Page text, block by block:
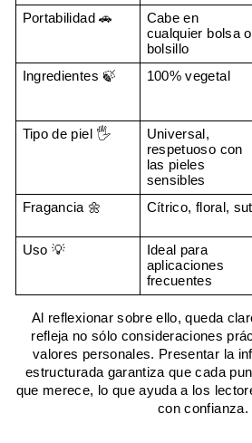
Portabilidad 🚗
Cabe en
cualquier bolsa o
bolsillo
Ingredientes 🍃 100% vegetal
Tipo de piel 🖐️
Universal,
respetuoso con
las pieles
sensibles
Fragancia 🌼 Cítrico, floral,
Uso 💡
Ideal para
aplicaciones
frecuentes
Al reflexionar sobre ello, queda
refleja no sólo consideraciones
valores personales. Presentar la
estructurada garantiza que cada
que merece, lo que ayuda a los
con confianza.